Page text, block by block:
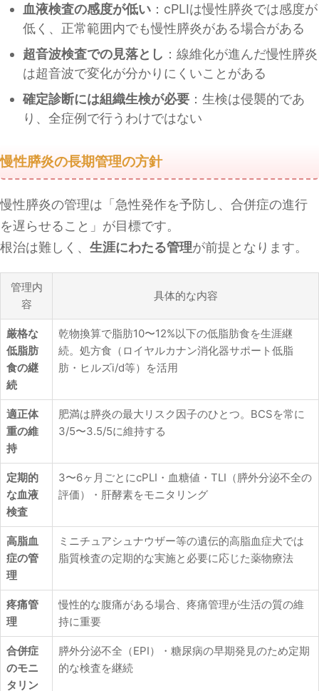
血液検査の感度が低い ：cPLIは慢性膵炎では感度が
低く、正常範囲内でも慢性膵炎がある場合がある
超音波検査での見落とし ：線維化が進んだ慢性膵炎
は超音波で変化が分かりにくいことがある
確定診断には組織生検が必要 ：生検は侵襲的であ
り、全症例で行うわけではない
慢性膵炎の長期管理の方針
慢性膵炎の管理は「急性発作を予防し、合併症の進行
を遅らせること」が目標です。
根治は難しく、 生涯にわたる管理が前提となります。
管理内
容
具体的な内容
厳格な
低脂肪
食の継
続
乾物換算で脂肪10〜12%以下の低脂肪食を生涯継
続。処方食（ロイヤルカナン消化器サポート低脂
肪・ヒルズi/d等）を活用
適正体
重の維
持
肥満は膵炎の最大リスク因子のひとつ。BCSを常に
3/5〜3.5/5に維持する
定期的
な血液
検査
3〜6ヶ月ごとにcPLI・血糖値・TLI（膵外分泌不全の
評価）・肝酵素をモニタリング
高脂血
症の管
理
ミニチュアシュナウザー等の遺伝的高脂血症犬では
脂質検査の定期的な実施と必要に応じた薬物療法
疼痛管
理
慢性的な腹痛がある場合、疼痛管理が生活の質の維
持に重要
合併症
のモニ
タリン
膵外分泌不全（EPI）・糖尿病の早期発見のため定期
的な検査を継続